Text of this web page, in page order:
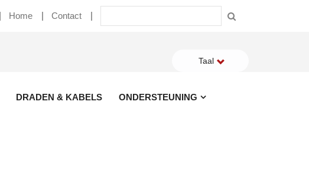
Home Contact
Taal
DRADEN & KABELS ONDERSTEUNING